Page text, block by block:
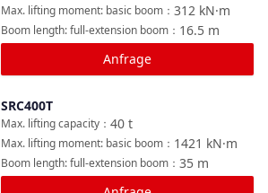
312 kN·m
Max. lifting moment: basic boom ：
16.5 m
Boom length: full-extension boom ：
Anfrage
SRC400T
40 t
Max. lifting capacity ：
1421 kN·m
Max. lifting moment: basic boom ：
35 m
Boom length: full-extension boom ：